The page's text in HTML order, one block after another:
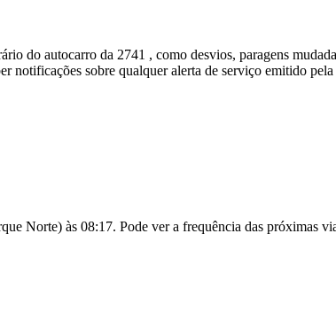
do autocarro da 2741 , como desvios, paragens
notificações sobre qualquer alerta de serviço emitido
Norte) às 08:17. Pode ver a frequência das próximas